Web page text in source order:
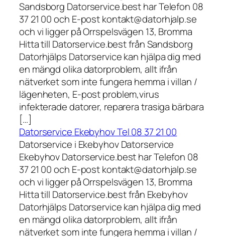
Sandsborg Datorservice.best har Telefon 08
37 21 00 och E-post kontakt@datorhjalp.se
och vi ligger på Orrspelsvägen 13, Bromma
Hitta till Datorservice.best från Sandsborg
Datorhjälps Datorservice kan hjälpa dig med
en mängd olika datorproblem, allt ifrån
nätverket som inte fungera hemma i villan /
lägenheten, E-post problem,virus
infekterade datorer, reparera trasiga bärbara
[…]
Datorservice Ekebyhov Tel 08 37 21 00
Datorservice i Ekebyhov Datorservice
Ekebyhov Datorservice.best har Telefon 08
37 21 00 och E-post kontakt@datorhjalp.se
och vi ligger på Orrspelsvägen 13, Bromma
Hitta till Datorservice.best från Ekebyhov
Datorhjälps Datorservice kan hjälpa dig med
en mängd olika datorproblem, allt ifrån
nätverket som inte fungera hemma i villan /